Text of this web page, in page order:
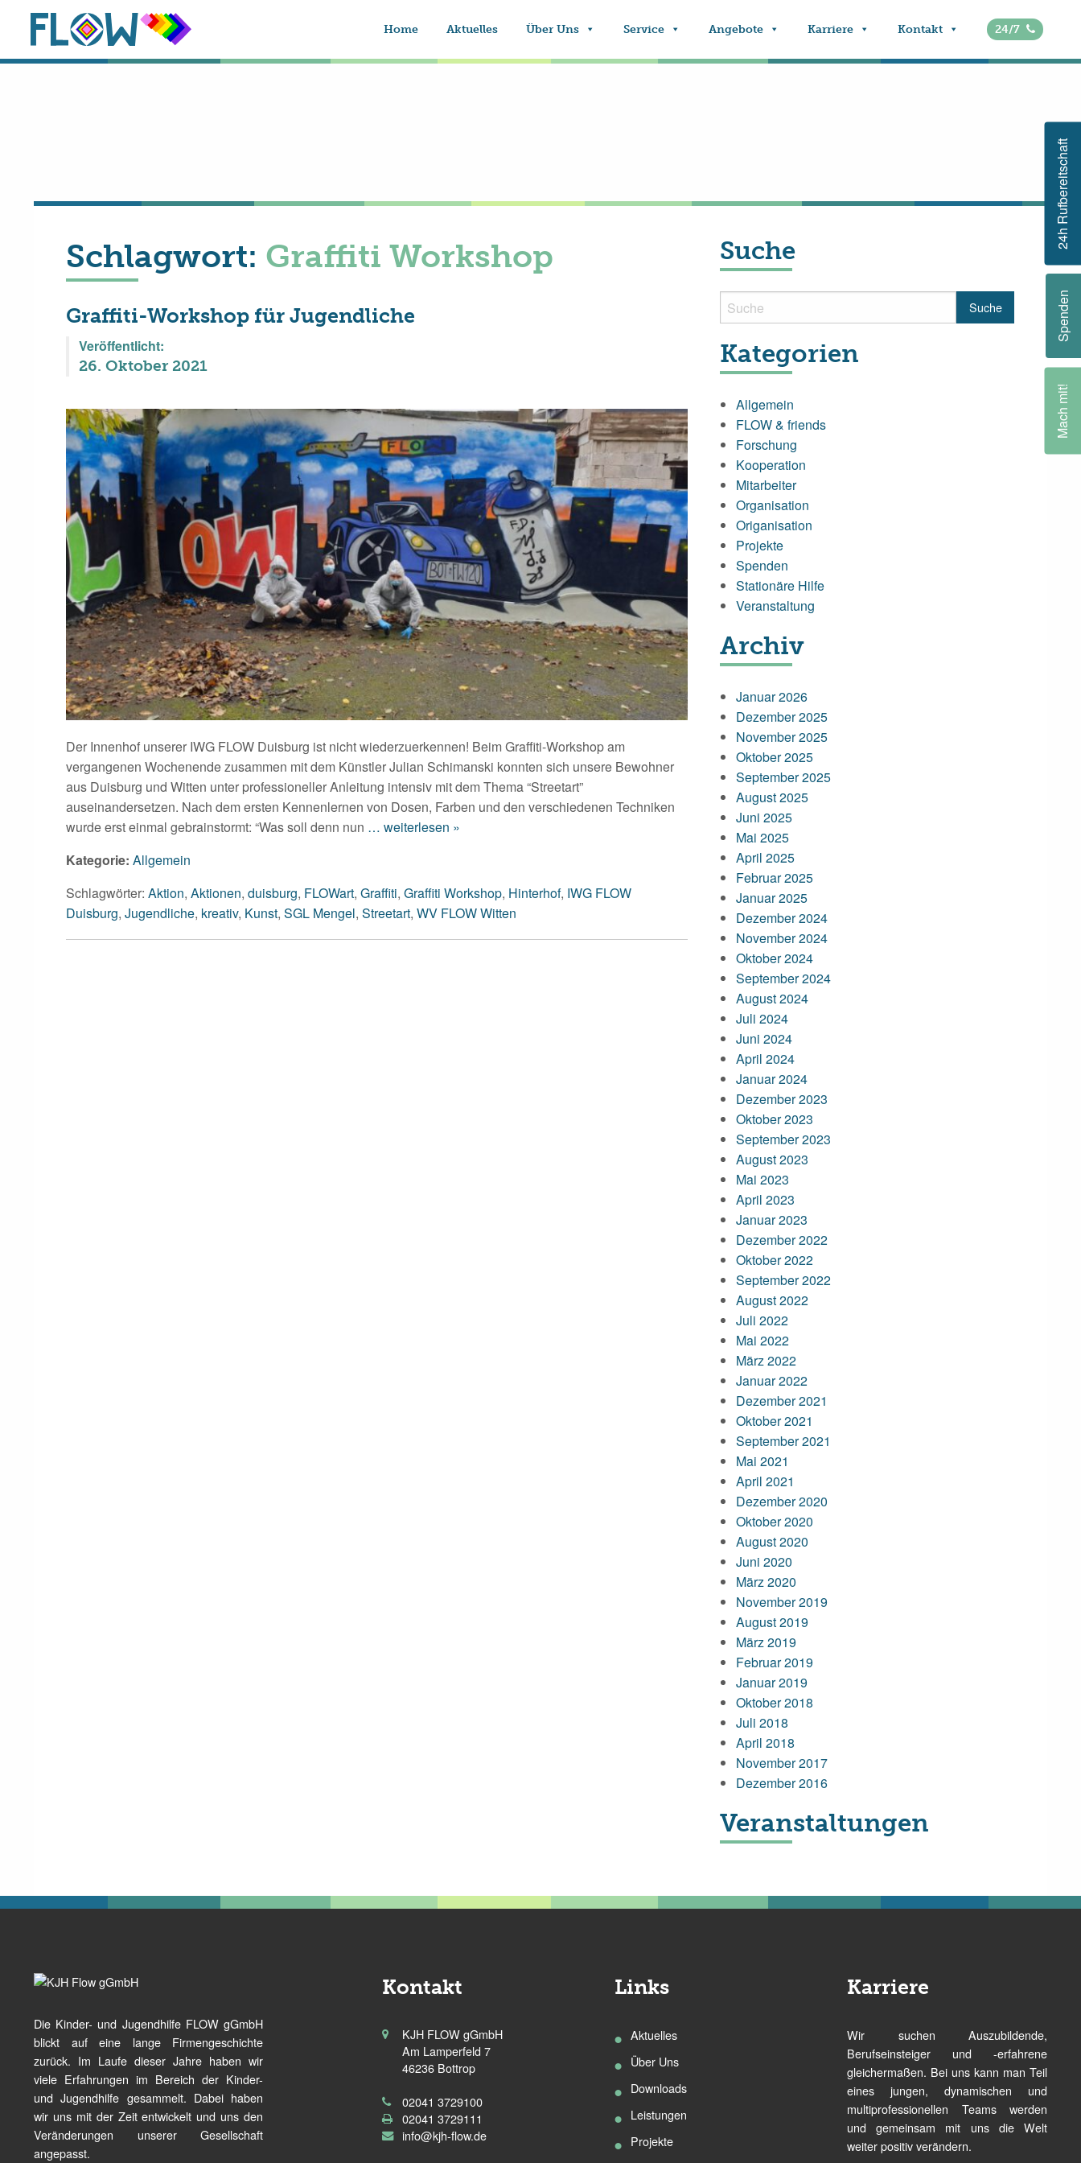
24h Rufbereitschaft
Spenden
Mach mit!
Home Aktuelles Über Uns Service Angebote Karriere Kontakt 24/7
Schlagwort: Graffiti Workshop
Graffiti-Workshop für Jugendliche
Veröffentlicht:
26. Oktober 2021
Der Innenhof unserer IWG FLOW Duisburg ist nicht wiederzuerkennen! Beim Graffiti-Workshop am
vergangenen Wochenende zusammen mit dem Künstler Julian Schimanski konnten sich unsere Bewohner
aus Duisburg und Witten unter professioneller Anleitung intensiv mit dem Thema “Streetart”
auseinandersetzen. Nach dem ersten Kennenlernen von Dosen, Farben und den verschiedenen Techniken
wurde erst einmal gebrainstormt: “Was soll denn nun … weiterlesen »
Kategorie: Allgemein
Schlagwörter: Aktion, Aktionen, duisburg, FLOWart, Graffiti, Graffiti Workshop, Hinterhof, IWG FLOW
Duisburg, Jugendliche, kreativ, Kunst, SGL Mengel, Streetart, WV FLOW Witten
Suche
Kategorien
Allgemein
FLOW & friends
Forschung
Kooperation
Mitarbeiter
Organisation
Origanisation
Projekte
Spenden
Stationäre Hilfe
Veranstaltung
Archiv
Januar 2026
Dezember 2025
November 2025
Oktober 2025
September 2025
August 2025
Juni 2025
Mai 2025
April 2025
Februar 2025
Januar 2025
Dezember 2024
November 2024
Oktober 2024
September 2024
August 2024
Juli 2024
Juni 2024
April 2024
Januar 2024
Dezember 2023
Oktober 2023
September 2023
August 2023
Mai 2023
April 2023
Januar 2023
Dezember 2022
Oktober 2022
September 2022
August 2022
Juli 2022
Mai 2022
März 2022
Januar 2022
Dezember 2021
Oktober 2021
September 2021
Mai 2021
April 2021
Dezember 2020
Oktober 2020
August 2020
Juni 2020
März 2020
November 2019
August 2019
März 2019
Februar 2019
Januar 2019
Oktober 2018
Juli 2018
April 2018
November 2017
Dezember 2016
Veranstaltungen
Die Kinder- und Jugendhilfe FLOW gGmbH
blickt auf eine lange Firmengeschichte
zurück. Im Laufe dieser Jahre haben wir
viele Erfahrungen im Bereich der Kinder-
und Jugendhilfe gesammelt. Dabei haben
wir uns mit der Zeit entwickelt und uns den
Veränderungen unserer Gesellschaft
angepasst.
Kontakt
KJH FLOW gGmbH
Am Lamperfeld 7
46236 Bottrop
02041 3729100
02041 3729111
info@kjh-flow.de
Links
Aktuelles
Über Uns
Downloads
Leistungen
Projekte
Karriere
Wir suchen Auszubildende,
Berufseinsteiger und -erfahrene
gleichermaßen. Bei uns kann man Teil
eines jungen, dynamischen und
multiprofessionellen Teams werden
und gemeinsam mit uns die Welt
weiter positiv verändern.